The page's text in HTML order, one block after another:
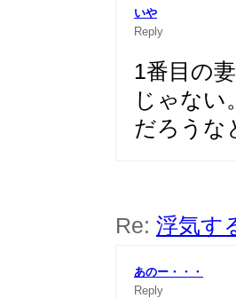
いや
Reply
1番目の
じゃない
だろうな
Re: 浮気す
あのー・・・
Reply